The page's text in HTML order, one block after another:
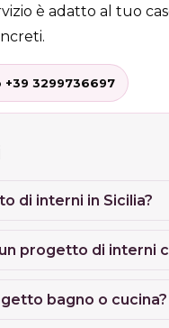
è adatto al tuo
+39 3299736697
di interni in Sicilia?
progetto di interni
bagno o cucina?